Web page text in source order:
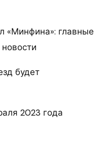
«Минфина»: главные
будет
2023 года